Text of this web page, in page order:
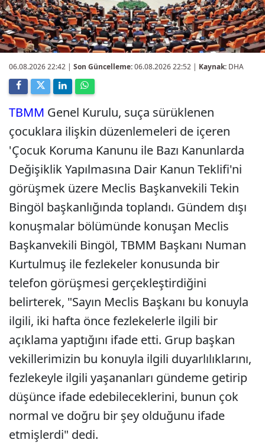
06.08.2026 22:42 | Son Güncelleme:06.08.2026 22:52 | Kaynak: DHA
TBMM Genel Kurulu, suça sürüklenen
çocuklara ilişkin düzenlemeleri de içeren
'Çocuk Koruma Kanunu ile Bazı Kanunlarda
Değişiklik Yapılmasına Dair Kanun Teklifi'ni
görüşmek üzere Meclis Başkanvekili Tekin
Bingöl başkanlığında toplandı. Gündem dışı
konuşmalar bölümünde konuşan Meclis
Başkanvekili Bingöl, TBMM Başkanı Numan
Kurtulmuş ile fezlekeler konusunda bir
telefon görüşmesi gerçekleştirdiğini
belirterek, "Sayın Meclis Başkanı bu konuyla
ilgili, iki hafta önce fezlekelerle ilgili bir
açıklama yaptığını ifade etti. Grup başkan
vekillerimizin bu konuyla ilgili duyarlılıklarını,
fezlekeyle ilgili yaşananları gündeme getirip
düşünce ifade edebileceklerini, bunun çok
normal ve doğru bir şey olduğunu ifade
etmişlerdi" dedi.